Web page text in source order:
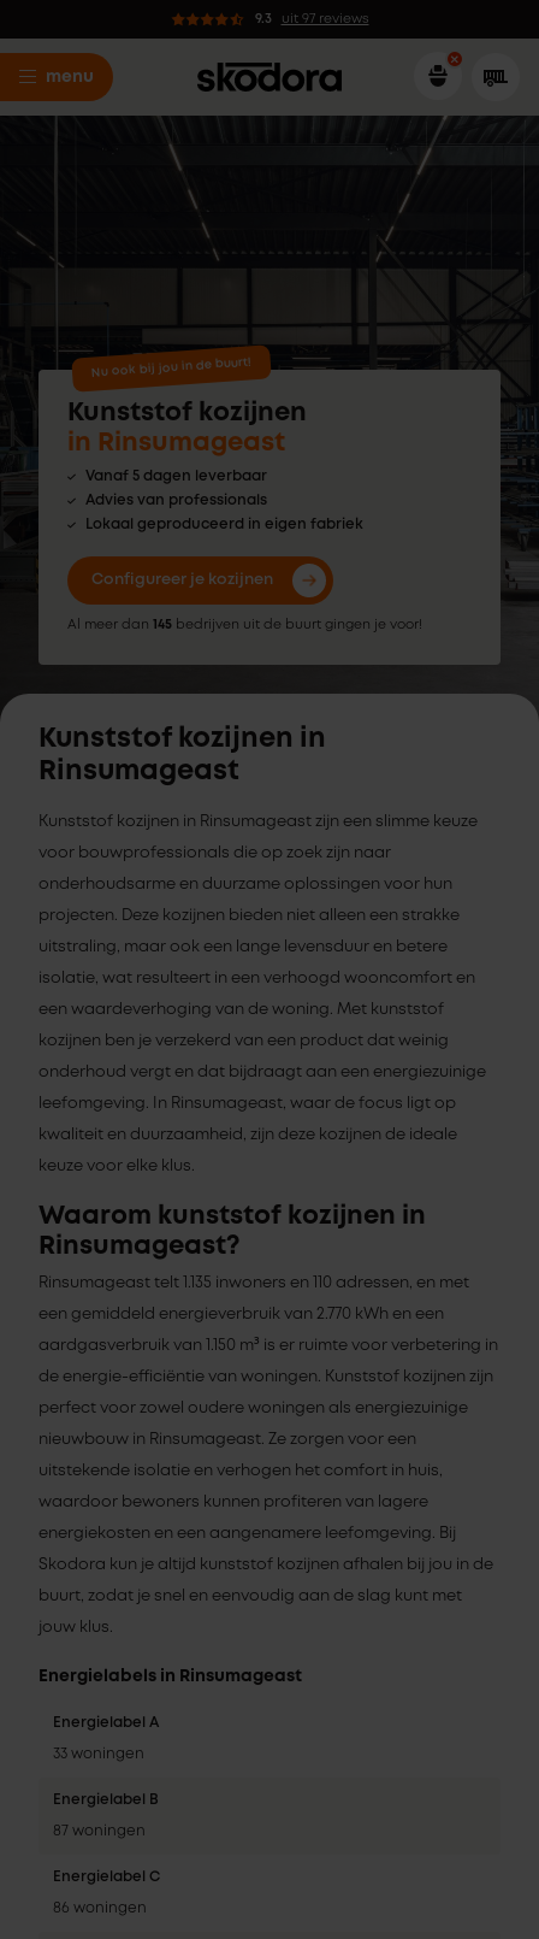
9.3 uit 97 reviews
menu
Nu ook bij jou in de buurt!
Kunststof kozijnen
in Rinsumageast
Vanaf 5 dagen leverbaar
Advies van professionals
Lokaal geproduceerd in eigen fabriek
Configureer je kozijnen
Al meer dan 145 bedrijven uit de buurt gingen je voor!
Kunststof kozijnen in
Rinsumageast
Kunststof kozijnen in Rinsumageast zijn een slimme keuze
voor bouwprofessionals die op zoek zijn naar
onderhoudsarme en duurzame oplossingen voor hun
projecten. Deze kozijnen bieden niet alleen een strakke
uitstraling, maar ook een lange levensduur en betere
isolatie, wat resulteert in een verhoogd wooncomfort en
een waardeverhoging van de woning. Met kunststof
kozijnen ben je verzekerd van een product dat weinig
onderhoud vergt en dat bijdraagt aan een energiezuinige
leefomgeving. In Rinsumageast, waar de focus ligt op
kwaliteit en duurzaamheid, zijn deze kozijnen de ideale
keuze voor elke klus.
Waarom kunststof kozijnen in
Rinsumageast?
Rinsumageast telt 1.135 inwoners en 110 adressen, en met
een gemiddeld energieverbruik van 2.770 kWh en een
aardgasverbruik van 1.150 m³ is er ruimte voor verbetering in
de energie-efficiëntie van woningen. Kunststof kozijnen zijn
perfect voor zowel oudere woningen als energiezuinige
nieuwbouw in Rinsumageast. Ze zorgen voor een
uitstekende isolatie en verhogen het comfort in huis,
waardoor bewoners kunnen profiteren van lagere
energiekosten en een aangenamere leefomgeving. Bij
Skodora kun je altijd kunststof kozijnen afhalen bij jou in de
buurt, zodat je snel en eenvoudig aan de slag kunt met
jouw klus.
Energielabels in Rinsumageast
Energielabel A
33 woningen
Energielabel B
87 woningen
Energielabel C
86 woningen